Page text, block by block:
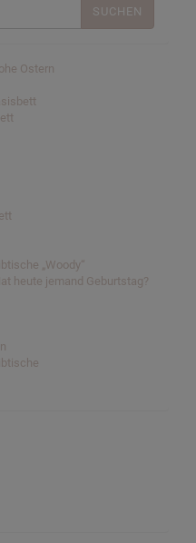
Ostern
„Woody“
heute jemand Geburtstag?